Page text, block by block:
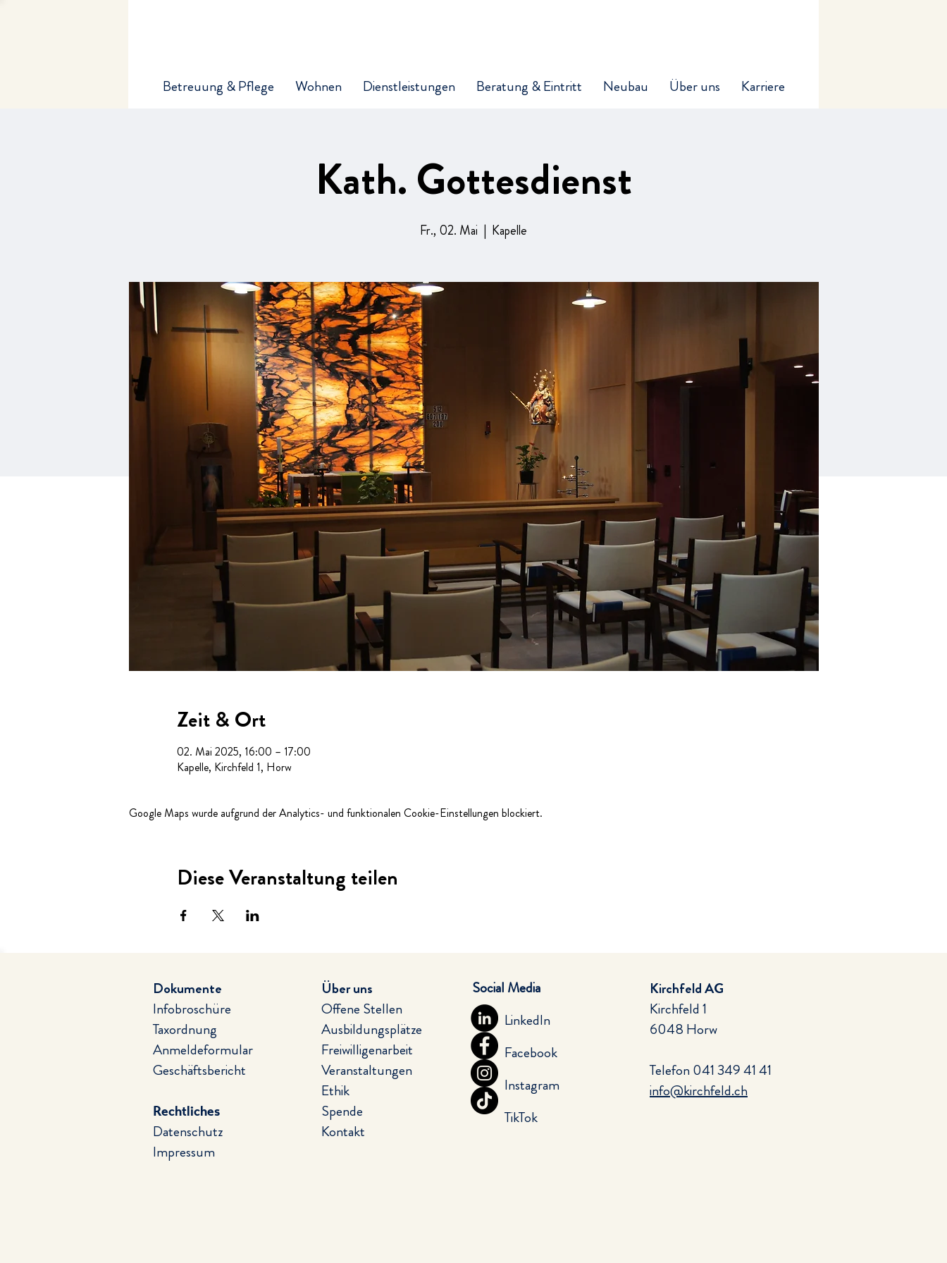
Betreuung & Pflege Wohnen Dienstleistungen Beratung & Eintritt Neubau Über uns Karriere
Kath. Gottesdienst
Fr., 02. Mai
  |
Kapelle
Zeit & Ort
02. Mai 2025, 16:00 – 17:00
Kapelle, Kirchfeld 1, Horw
Google Maps wurde aufgrund der Analytics- und funktionalen Cookie-Einstellungen blockiert.
Diese Veranstaltung teilen
Dokumente
Infobroschüre
Taxordnung
Anmeldeformular
Geschäftsbericht
Rechtliches
Datenschutz
Impressum
Über uns
Offene Stellen
Ausbildungsplätze
Freiwilligenarbeit
Veranstaltungen
Ethik
Spende
Kontakt
LinkedIn
Facebook
Instagram
TikTok
Social Media
Kirchfeld AG
Kirchfeld 1
6048 Horw
Telefon041 349 41 41
info@kirchfeld.ch